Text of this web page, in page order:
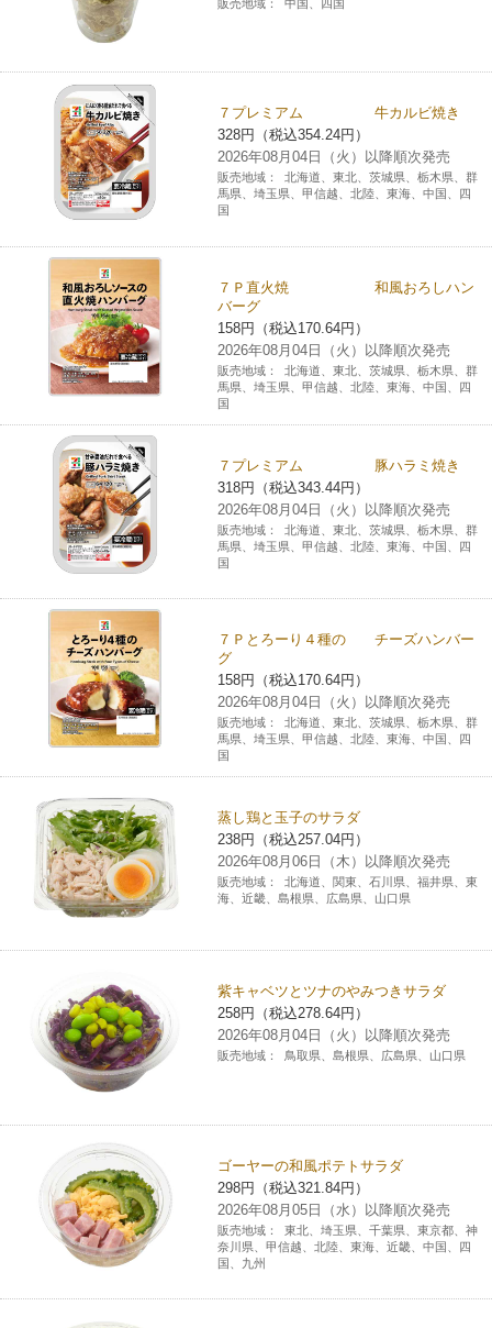
販売地域： 中国、四国
７プレミアム 牛カルビ焼き
328円（税込354.24円）
2026年08月04日（火）以降順次発売
販売地域：
北海道、東北、茨城県、栃木県、群
馬県、埼玉県、甲信越、北陸、東海、中国、四
国
７Ｐ直火焼 和風おろしハン
バーグ
158円（税込170.64円）
2026年08月04日（火）以降順次発売
販売地域：
北海道、東北、茨城県、栃木県、群
馬県、埼玉県、甲信越、北陸、東海、中国、四
国
７プレミアム 豚ハラミ焼き
318円（税込343.44円）
2026年08月04日（火）以降順次発売
販売地域：
北海道、東北、茨城県、栃木県、群
馬県、埼玉県、甲信越、北陸、東海、中国、四
国
７Ｐとろーり４種の チーズハンバー
グ
158円（税込170.64円）
2026年08月04日（火）以降順次発売
販売地域：
北海道、東北、茨城県、栃木県、群
馬県、埼玉県、甲信越、北陸、東海、中国、四
国
蒸し鶏と玉子のサラダ
238円（税込257.04円）
2026年08月06日（木）以降順次発売
販売地域：
北海道、関東、石川県、福井県、東
海、近畿、島根県、広島県、山口県
紫キャベツとツナのやみつきサラダ
258円（税込278.64円）
2026年08月04日（火）以降順次発売
販売地域： 鳥取県、島根県、広島県、山口県
ゴーヤーの和風ポテトサラダ
298円（税込321.84円）
2026年08月05日（水）以降順次発売
販売地域：
東北、埼玉県、千葉県、東京都、神
奈川県、甲信越、北陸、東海、近畿、中国、四
国、九州